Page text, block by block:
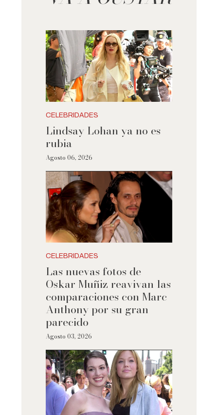
CELEBRIDADES
Lindsay Lohan ya no es
rubia
Agosto 06, 2026
CELEBRIDADES
Las nuevas fotos de
Oskar Muñiz reavivan las
comparaciones con Marc
Anthony por su gran
parecido
Agosto 03, 2026